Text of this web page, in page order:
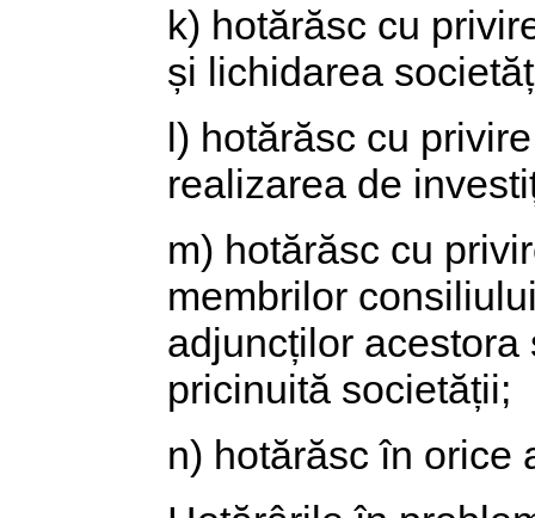
k) hotărăsc cu
și lichidarea
l) hotărăsc cu
realizarea de
m) hotărăsc cu
membrilor
adjuncților
pricinuită societății;
n) hotărăsc în orice